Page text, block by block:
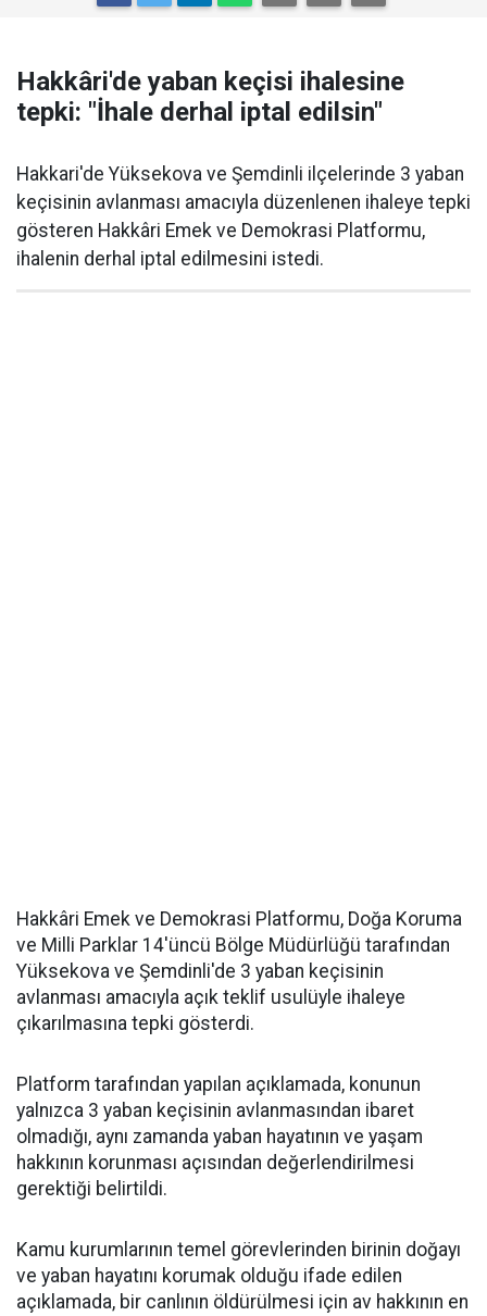
Hakkâri'de yaban keçisi ihalesine
tepki: "İhale derhal iptal edilsin"
Hakkari'de Yüksekova ve Şemdinli ilçelerinde 3 yaban
keçisinin avlanması amacıyla düzenlenen ihaleye tepki
gösteren Hakkâri Emek ve Demokrasi Platformu,
ihalenin derhal iptal edilmesini istedi.
Hakkâri Emek ve Demokrasi Platformu, Doğa Koruma
ve Milli Parklar 14'üncü Bölge Müdürlüğü tarafından
Yüksekova ve Şemdinli'de 3 yaban keçisinin
avlanması amacıyla açık teklif usulüyle ihaleye
çıkarılmasına tepki gösterdi.
Platform tarafından yapılan açıklamada, konunun
yalnızca 3 yaban keçisinin avlanmasından ibaret
olmadığı, aynı zamanda yaban hayatının ve yaşam
hakkının korunması açısından değerlendirilmesi
gerektiği belirtildi.
Kamu kurumlarının temel görevlerinden birinin doğayı
ve yaban hayatını korumak olduğu ifade edilen
açıklamada, bir canlının öldürülmesi için av hakkının en